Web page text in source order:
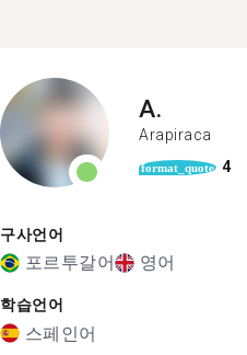
A.
Arapiraca
format_quote 4
구사언어
포르투갈어 영어
학습언어
스페인어